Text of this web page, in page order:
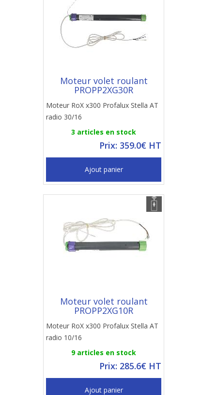
Moteur volet roulant
PROPP2XG30R
Moteur RoX x300 Profalux Stella AT
radio 30/16
3 articles en stock
Prix: 359.0€ HT
Ajout panier
Moteur volet roulant
PROPP2XG10R
Moteur RoX x300 Profalux Stella AT
radio 10/16
9 articles en stock
Prix: 285.6€ HT
Ajout panier